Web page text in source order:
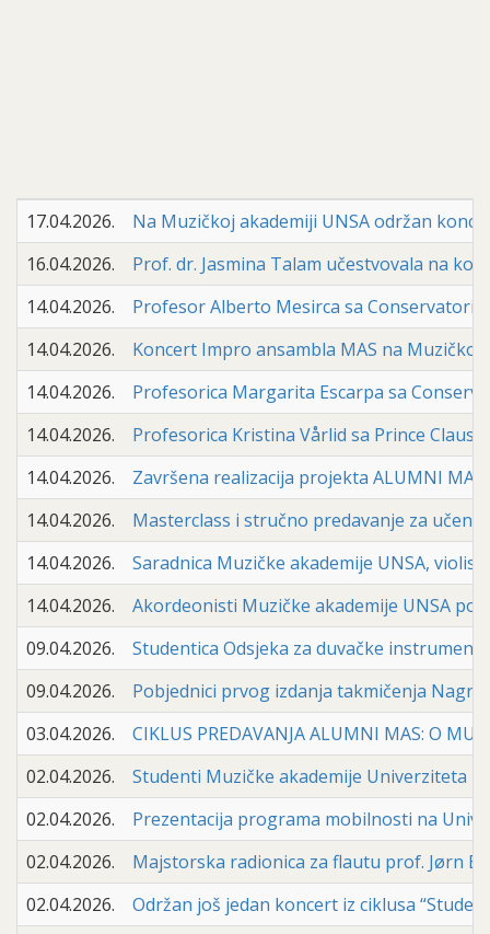
17.04.2026.
Na Muzičkoj akademiji UNSA održan
16.04.2026.
Prof. dr. Jasmina Talam učestvovala na
14.04.2026.
Profesor Alberto Mesirca sa Conservatorio
14.04.2026.
Koncert Impro ansambla MAS na Muzičkoj
14.04.2026.
Profesorica Margarita Escarpa sa
14.04.2026.
Profesorica Kristina Vårlid sa Prince Claus
14.04.2026.
Završena realizacija projekta ALUMNI
14.04.2026.
Masterclass i stručno predavanje za
14.04.2026.
Saradnica Muzičke akademije UNSA,
14.04.2026.
Akordeonisti Muzičke akademije UNSA
09.04.2026.
Studentica Odsjeka za duvačke
09.04.2026.
Pobjednici prvog izdanja takmičenja
03.04.2026.
CIKLUS PREDAVANJA ALUMNI MAS: O
02.04.2026.
Studenti Muzičke akademije Univerziteta u
02.04.2026.
Prezentacija programa mobilnosti na
02.04.2026.
Majstorska radionica za flautu prof. Jørn
02.04.2026.
Održan još jedan koncert iz ciklusa